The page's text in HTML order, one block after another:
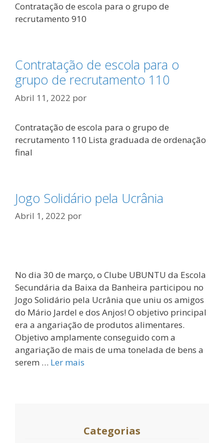
Contratação de escola para o grupo de
recrutamento 910
Contratação de escola para o
grupo de recrutamento 110
Abril 11, 2022 por
Contratação de escola para o grupo de
recrutamento 110 Lista graduada de ordenação
final
Jogo Solidário pela Ucrânia
Abril 1, 2022 por
No dia 30 de março, o Clube UBUNTU da Escola
Secundária da Baixa da Banheira participou no
Jogo Solidário pela Ucrânia que uniu os amigos
do Mário Jardel e dos Anjos! O objetivo principal
era a angariação de produtos alimentares.
Objetivo amplamente conseguido com a
angariação de mais de uma tonelada de bens a
serem … Ler mais
Categorias